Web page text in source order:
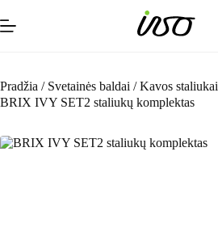
to
content
Pradžia / Svetainės baldai / Kavos staliukai
BRIX IVY SET2 staliukų komplektas